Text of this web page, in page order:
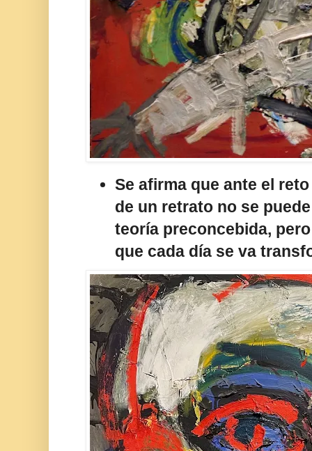
Se afirma que ante el
de un retrato no se
teoría preconcebida,
que cada día se va